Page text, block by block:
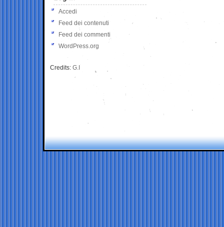
Accedi
Feed dei contenuti
Feed dei commenti
WordPress.org
Credits: G.I